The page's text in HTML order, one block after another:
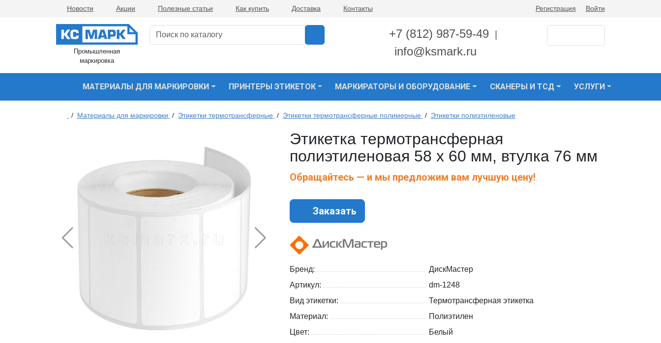
Новости Акции Полезные статьи Как купить Доставка Контакты Регистрация Войти
Промышленная
маркировка
+7 (812) 987-59-49
info@ksmark.ru
МАТЕРИАЛЫ ДЛЯ МАРКИРОВКИ ПРИНТЕРЫ ЭТИКЕТОК МАРКИРАТОРЫ И ОБОРУДОВАНИЕ СКАНЕРЫ И ТСД УСЛУГИ
/ Материалы для маркировки / Этикетки термотрансферные / Этикетки термотрансферные полимерные / Этикетки полиэтиленовые
Этикетка термотрансферная
полиэтиленовая 58 х 60 мм, втулка 76 мм
Обращайтесь — и мы предложим вам лучшую цену!
Заказать
Бренд:
ДискМастер
Артикул:
dm-1248
Вид этикетки:
Термотрансферная этикетка
Материал:
Полиэтилен
Цвет:
Белый